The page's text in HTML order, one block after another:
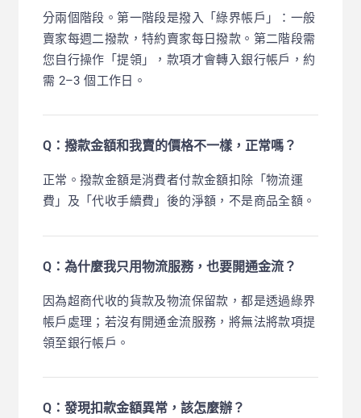
分兩個階段。第一階段是撥入「綠界帳戶」：一般
賣家每週二撥款，特約賣家每日撥款。第二階段需
您自行操作「提領」，款項才會轉入銀行帳戶，約
需 2–3 個工作日。
Q：撥款金額和我賣的價格不一樣，正常嗎？
正常。撥款金額是消費者付款金額扣除「物流運
費」及「代收手續費」後的淨額，不是商品全額。
Q：為什麼我只用物流服務，也要開通金流？
因為超商代收的貨款及物流保留款，都是透過綠界
帳戶處理；若沒有開通金流服務，將無法將款項提
領至銀行帳戶。
Q：發現扣款金額異常，該怎麼辦？